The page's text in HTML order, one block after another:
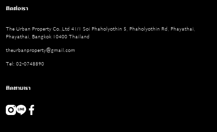
ติดต่อเรา
The Urban Property Co.,Ltd 41/1 Soi Phaholyothin 5, Phaholyothin Rd, Phayathai,
Phayathai, Bangkok 10400 Thailand
theurbanproperty@gmail.com
Tel: 02-0748890
ติดตามเรา